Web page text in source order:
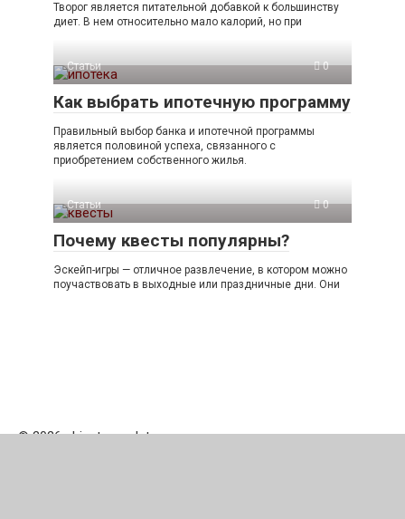
Творог является питательной добавкой к большинству
диет. В нем относительно мало калорий, но при
Статьи 0
Как выбрать ипотечную программу
Правильный выбор банка и ипотечной программы
является половиной успеха, связанного с
приобретением собственного жилья.
Статьи 0
Почему квесты популярны?
Эскейп-игры — отличное развлечение, в котором можно
поучаствовать в выходные или праздничные дни. Они
© 2026 zhivotnovodstva.ru